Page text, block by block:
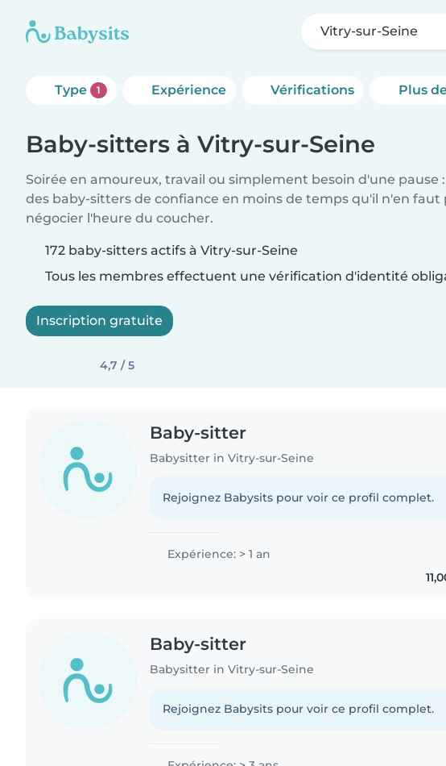
Vitry-sur-Seine
Type 1 Expérience Vérifications Plus
Baby-sitters à Vitry-sur-Seine
Soirée en amoureux, travail ou simplement besoin d'une pause
des baby-sitters de confiance en moins de temps qu'il n'en faut
négocier l'heure du coucher.
172 baby-sitters actifs à Vitry-sur-Seine
Tous les membres effectuent une vérification d'identité
Inscription gratuite
4,7 / 5
Baby-sitter
Babysitter in Vitry-sur-Seine
Rejoignez Babysits pour voir ce profil complet.
Expérience: > 1 an
Baby-sitter
Babysitter in Vitry-sur-Seine
Rejoignez Babysits pour voir ce profil complet.